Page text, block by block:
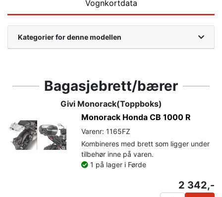
Vognkortdata
Kategorier for denne modellen
Bagasjebrett/bærer
Givi Monorack(Toppboks)
Monorack Honda CB 1000 R
Varenr: 1165FZ
Kombineres med brett som ligger under
tilbehør inne på varen.
1 på lager i Førde
2 342,-